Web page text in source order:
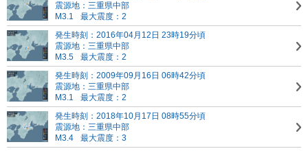
震源地：三重県中部
M3.1
最大震度：2
発生時刻：2016年04月12日 23時19分頃
震源地：三重県中部
M3.5
最大震度：2
発生時刻：2009年09月16日 06時42分頃
震源地：三重県中部
M3.1
最大震度：2
発生時刻：2018年10月17日 08時55分頃
震源地：三重県中部
M3.4
最大震度：3